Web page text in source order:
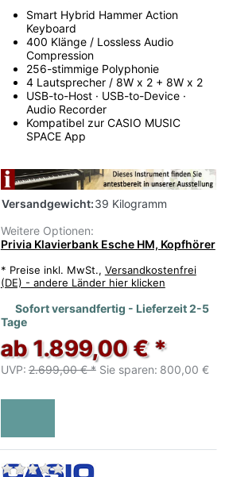
Smart Hybrid Hammer Action
Keyboard
400 Klänge / Lossless Audio
Compression
256-stimmige Polyphonie
4 Lautsprecher / 8W x 2 + 8W x 2
USB-to-Host · USB-to-Device ·
Audio Recorder
Kompatibel zur CASIO MUSIC
SPACE App
Versandgewicht:39 Kilogramm
Weitere Optionen:
Privia Klavierbank Esche HM, Kopfhörer
* Preise inkl. MwSt., Versandkostenfrei
(DE) - andere Länder hier klicken
Sofort versandfertig - Lieferzeit 2-5
Tage
ab 1.899,00 € *
UVP: 2.699,00 € * Sie sparen: 800,00 €
Zu diesem Produkt liegen